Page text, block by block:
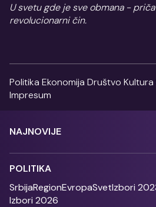
U svetu gde je sve obmana -
revolucionarni čin.
Politika Ekonomija Društvo Kultura
Impresum
NAJNOVIJE
POLITIKA
SrbijaRegionEvropaSvetIzbori
Izbori 2026